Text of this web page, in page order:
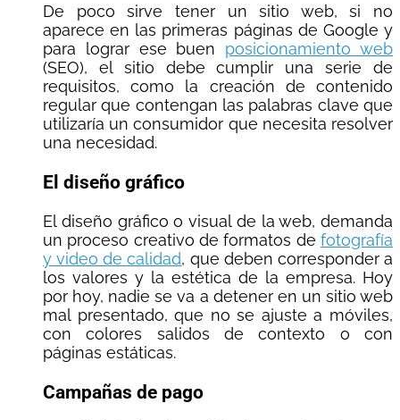
De poco sirve tener un sitio web, si no
aparece en las primeras páginas de Google y
para lograr ese buen posicionamiento web
(SEO), el sitio debe cumplir una serie de
requisitos, como la creación de contenido
regular que contengan las palabras clave que
utilizaría un consumidor que necesita resolver
una necesidad.
El diseño gráfico
El diseño gráfico o visual de la web, demanda
un proceso creativo de formatos de fotografía
y video de calidad, que deben corresponder a
los valores y la estética de la empresa. Hoy
por hoy, nadie se va a detener en un sitio web
mal presentado, que no se ajuste a móviles,
con colores salidos de contexto o con
páginas estáticas.
Campañas de pago